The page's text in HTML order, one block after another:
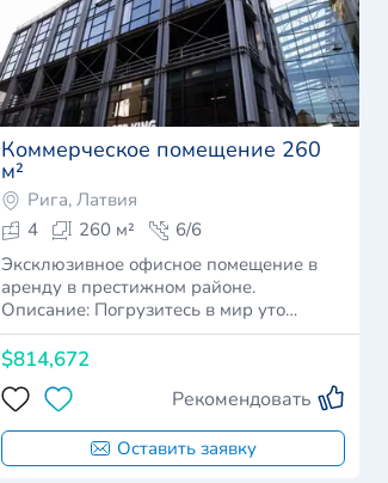
Коммерческое помещение 260
м²
Рига, Латвия
4
260 м²
6/6
Эксклюзивное офисное помещение в
аренду в престижном районе.
Описание: Погрузитесь в мир уто…
$814,672
Рекомендовать
Оставить заявку